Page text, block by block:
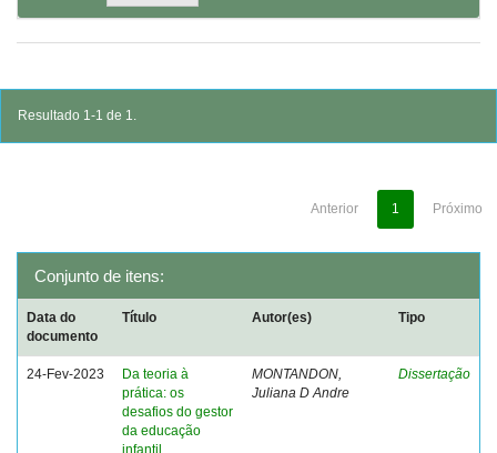
Resultado 1-1 de 1.
Anterior 1 Próximo
Conjunto de itens:
Data do
documento
Título Autor(es) Tipo
24-Fev-2023
Da teoria à
prática: os
desafios do gestor
da educação
infantil
MONTANDON,
Juliana D Andre
Dissertação